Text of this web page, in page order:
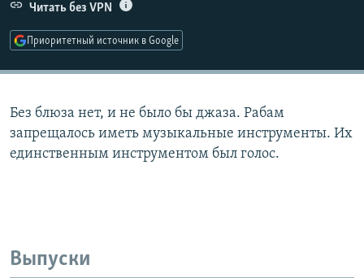
Читать без VPN
Приоритетный источник в Google
Без блюза нет, и не было бы джаза. Рабам
запрещалось иметь музыкальные инструменты. Их
единственным инструментом был голос.
Выпуски